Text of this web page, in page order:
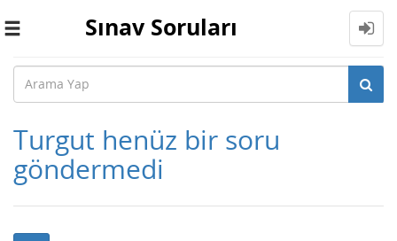
Toggle
Sınav Soruları
Turgut henüz bir soru
göndermedi